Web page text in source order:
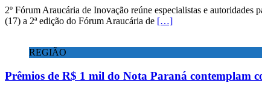
2º Fórum Araucária de Inovação reúne especialistas e
(17) a 2ª edição do Fórum Araucária de […]
REGIÃO
Prêmios de R$ 1 mil do Nota Paraná contemplam